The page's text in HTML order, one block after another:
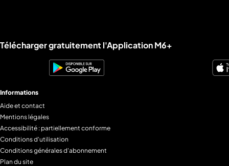
Liens utiles M6+.
Télécharger gratuitement l'Application M6+
Informations
Aide et contact
Mentions légales
Accessibilité : partiellement conforme
Conditions d'utilisation
Conditions générales d'abonnement
Plan du site